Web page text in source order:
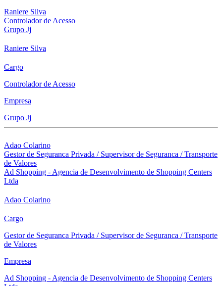
Raniere Silva
Controlador de Acesso
Grupo Jj
Raniere Silva
Cargo
Controlador de Acesso
Empresa
Grupo Jj
Adao Colarino
Gestor de Seguranca Privada / Supervisor de Seguranca / Transporte
de Valores
Ad Shopping - Agencia de Desenvolvimento de Shopping Centers
Ltda
Adao Colarino
Cargo
Gestor de Seguranca Privada / Supervisor de Seguranca / Transporte
de Valores
Empresa
Ad Shopping - Agencia de Desenvolvimento de Shopping Centers